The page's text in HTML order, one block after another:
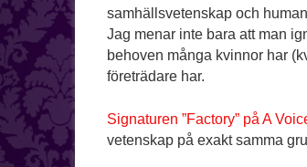
samhällsvetenskap och
Jag menar inte bara att man
behoven många kvinnor har
företrädare har.
Signaturen ”Factory” på A
vetenskap på exakt samma